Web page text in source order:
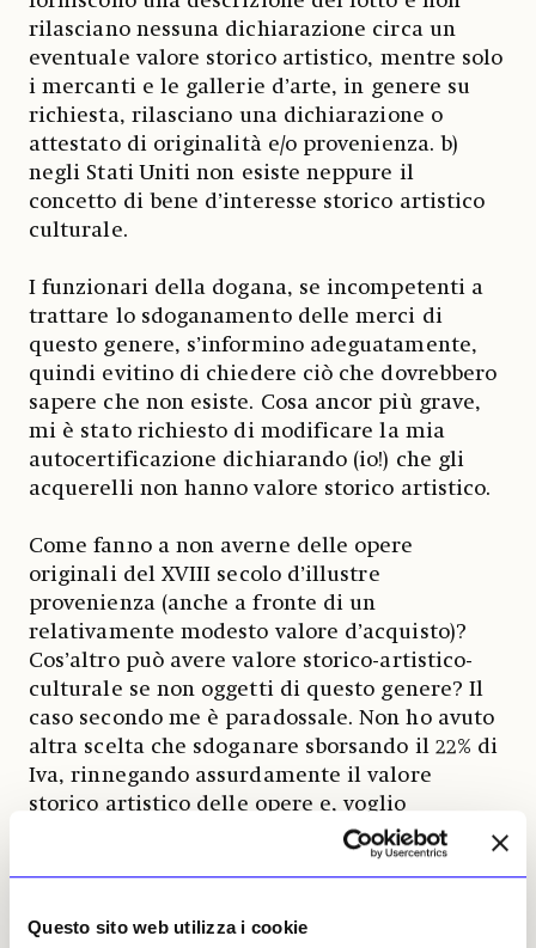
Questo sito web utilizza i cookie
rilasciano nessuna dichiarazione circa un
eventuale valore storico artistico, mentre solo
i mercanti e le gallerie d’arte, in genere su
richiesta, rilasciano una dichiarazione o
attestato di originalità e/o provenienza. b)
negli Stati Uniti non esiste neppure il
concetto di bene d’interesse storico artistico
culturale.
I funzionari della dogana, se incompetenti a
trattare lo sdoganamento delle merci di
questo genere, s’informino adeguatamente,
quindi evitino di chiedere ciò che dovrebbero
sapere che non esiste. Cosa ancor più grave,
mi è stato richiesto di modificare la mia
autocertificazione dichiarando (io!) che gli
acquerelli non hanno valore storico artistico.
Come fanno a non averne delle opere
originali del XVIII secolo d’illustre
provenienza (anche a fronte di un
relativamente modesto valore d’acquisto)?
Cos’altro può avere valore storico-artistico-
culturale se non oggetti di questo genere? Il
caso secondo me è paradossale. Non ho avuto
altra scelta che sdoganare sborsando il 22% di
Iva, rinnegando assurdamente il valore
storico artistico delle opere e, voglio
aggiungere, nonostante la rarità del soggetto
botanico scientifico che qualsiasi esperto